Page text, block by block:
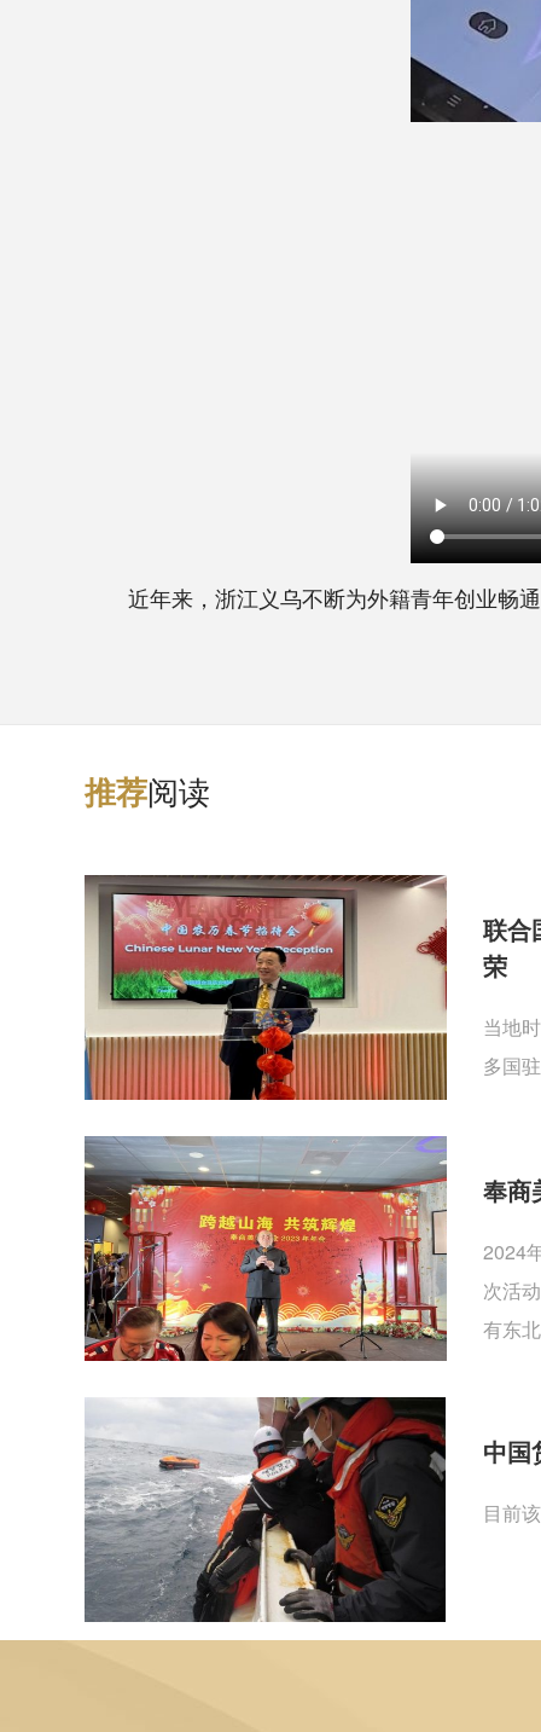
近年来，浙江义乌不断为外籍青年创业畅通
推荐阅读
联合
荣
当地
多国
奉商
2024
次活
有东
中国
目前